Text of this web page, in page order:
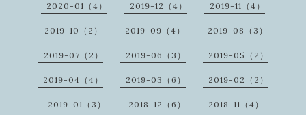
2020-01（4） 2019-12（4） 2019-11（4）
2019-10（2） 2019-09（4） 2019-08（3）
2019-07（2） 2019-06（3） 2019-05（2）
2019-04（4） 2019-03（6） 2019-02（2）
2019-01（3） 2018-12（6） 2018-11（4）